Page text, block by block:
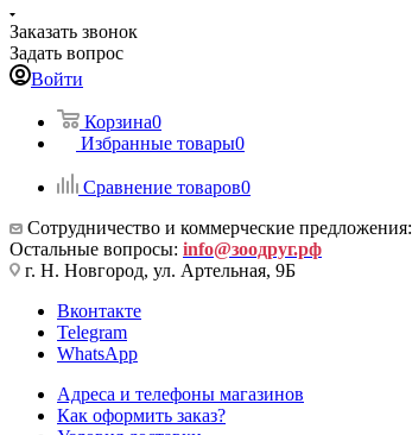
Заказать звонок
Задать вопрос
Войти
Корзина0
Избранные товары0
Сравнение товаров0
Сотрудничество и коммерческие предложения:
Остальные вопросы: info@зоодруг.рф
г. Н. Новгород, ул. Артельная, 9Б
Вконтакте
Telegram
WhatsApp
Адреса и телефоны магазинов
Как оформить заказ?